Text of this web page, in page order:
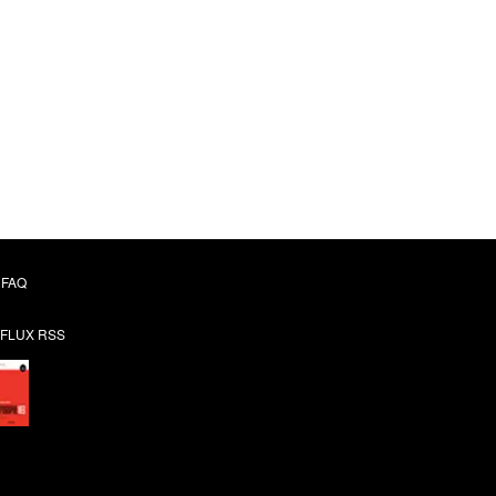
FAQ
FLUX RSS